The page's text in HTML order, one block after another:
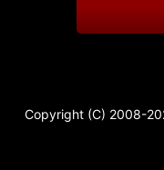
Copyright (C) 2008-